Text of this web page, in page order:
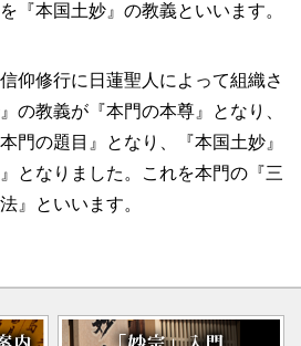
『本国土妙』の教義といいます。
仰修行に日蓮聖人によって組織さ
教義が『本門の本尊』となり、
門の題目』となり、『本国土妙』
となりました。これを本門の『三
』といいます。